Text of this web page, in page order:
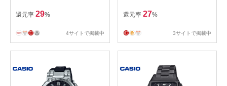
還元率 29%
4サイトで掲載中
還元率 27%
3サイトで掲載中